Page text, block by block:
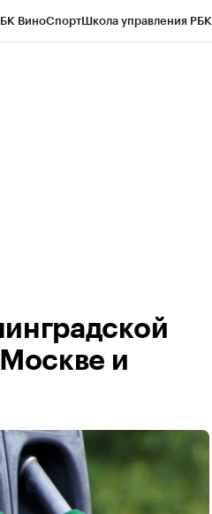
ВиноСпортШкола управления РБК
и